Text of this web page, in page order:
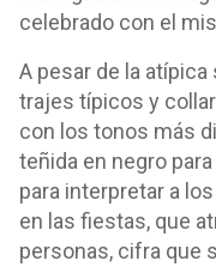
celebrado con el
A pesar de la
trajes típicos y
con los tonos más
teñida en negro
para interpretar a
en las fiestas, que
personas, cifra que